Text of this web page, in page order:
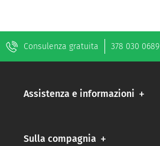
Consulenza gratuita 378 030 0689
Assistenza e informazioni
Sulla compagnia